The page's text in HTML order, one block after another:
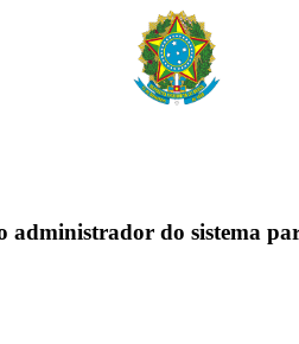
administrador do sistema